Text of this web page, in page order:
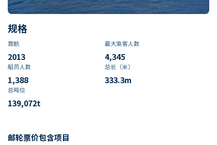
规格
首航
2013
最大乘客人数
4,345
船员人数
1,388
总长（米）
333.3m
总吨位
139,072t
邮轮票价包含项目